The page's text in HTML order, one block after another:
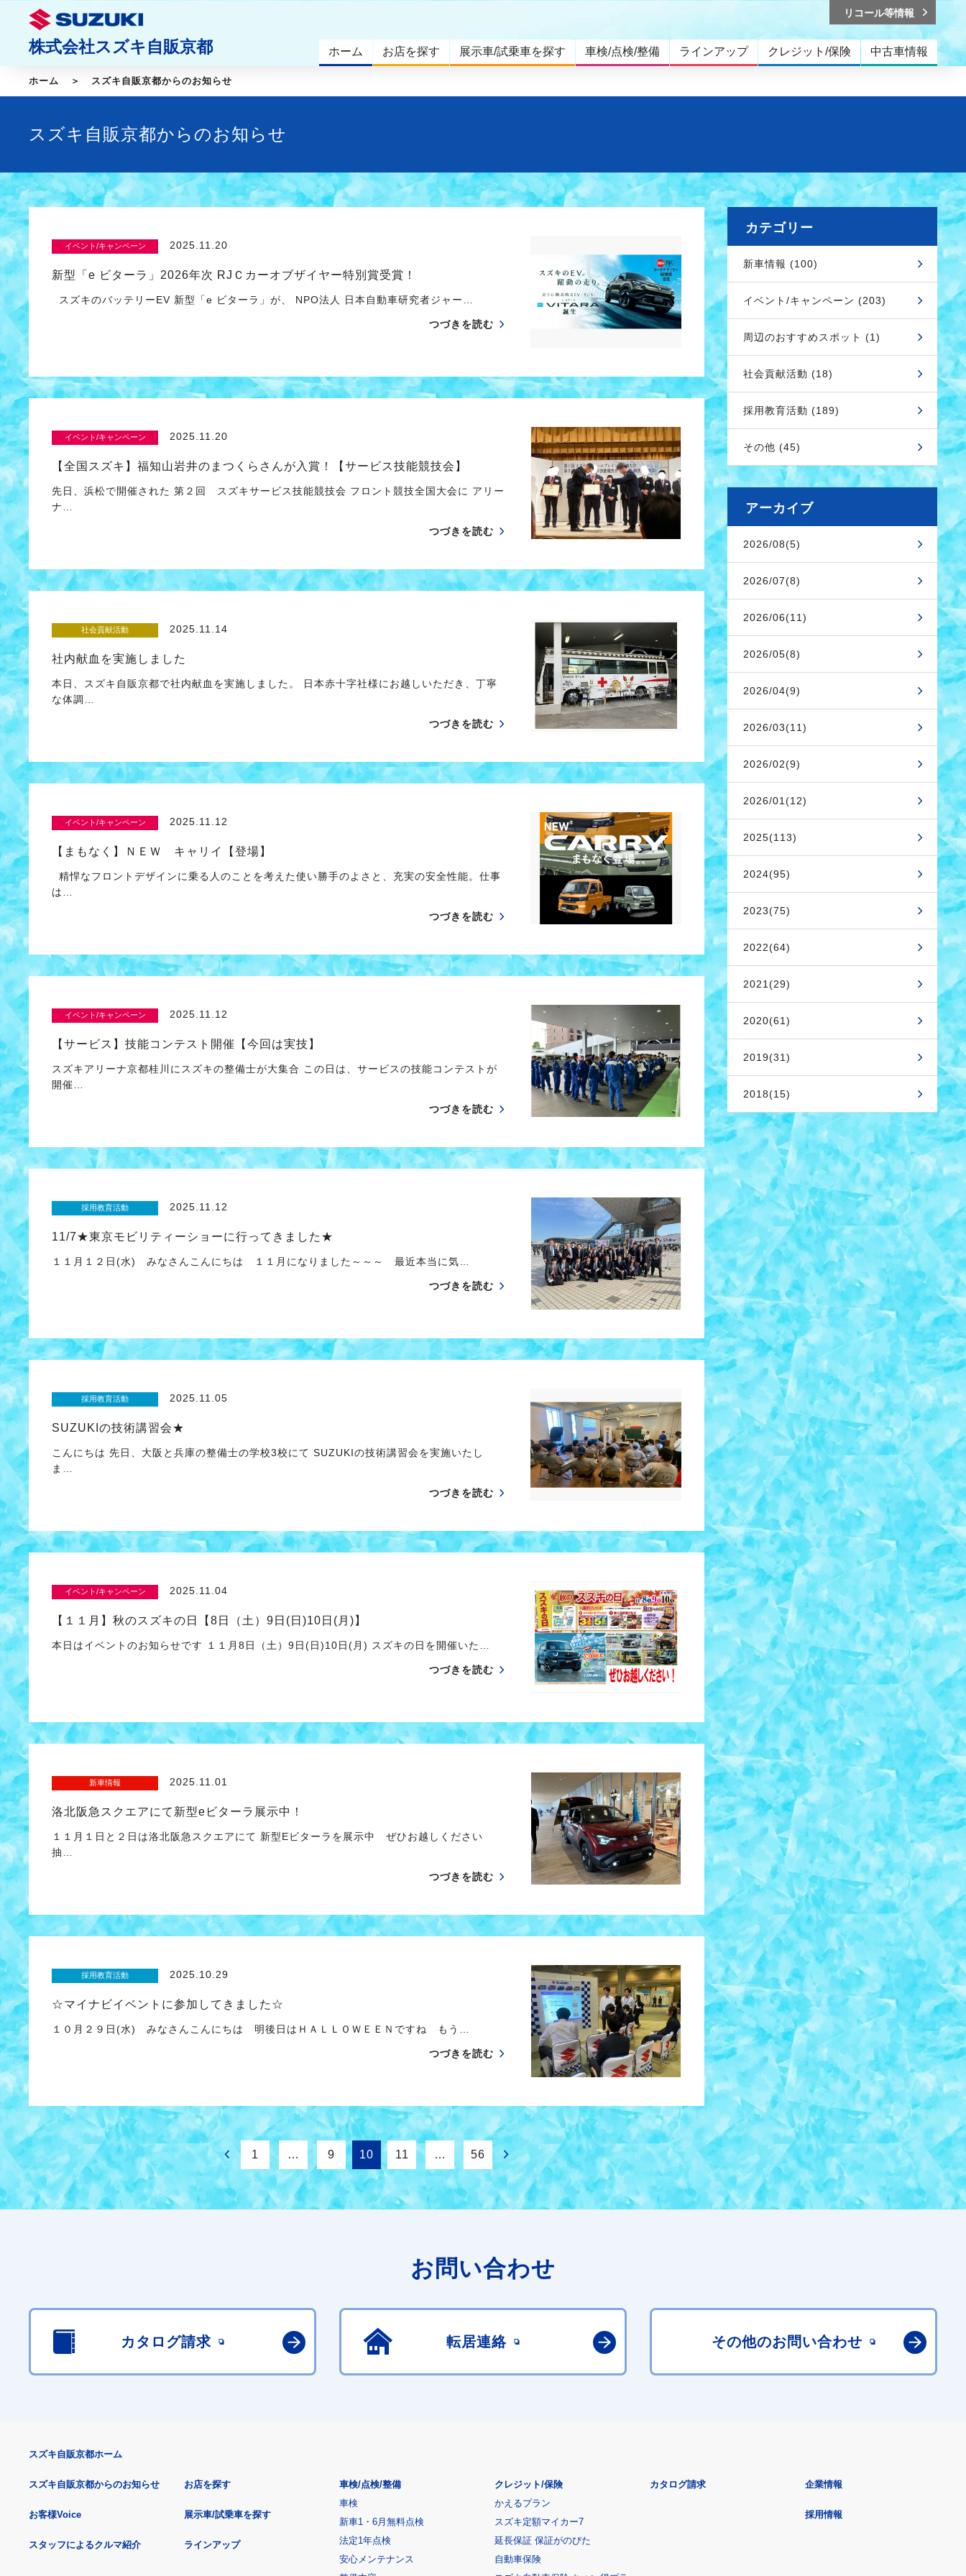
株式会社スズキ自販京都 ホーム お店を探す 展示車/試乗車を探す 車検/点検/整備 ラインアップ クレジット/保険 中古車情報
リコール等情報
ホーム スズキ自販京都からのお知らせ
スズキ自販京都からのお知らせ
イベント/キャンペーン 2025.11.20
新型「e ビターラ」2026年次 RJＣカーオブザイヤー特別賞受賞！
スズキのバッテリーEV 新型「e ビターラ」が、 NPO法人 日本自動車研究者ジャー…
つづきを読む
イベント/キャンペーン 2025.11.20
【全国スズキ】福知山岩井のまつくらさんが入賞！【サービス技能競技会】
先日、浜松で開催された 第２回 スズキサービス技能競技会 フロント競技全国大会に アリー
ナ…
つづきを読む
社会貢献活動 2025.11.14
社内献血を実施しました
本日、スズキ自販京都で社内献血を実施しました。 日本赤十字社様にお越しいただき、丁寧
な体調…
つづきを読む
イベント/キャンペーン 2025.11.12
【まもなく】ＮＥＷ キャリイ【登場】
精悍なフロントデザインに乗る人のことを考えた使い勝手のよさと、充実の安全性能。仕事
は…
つづきを読む
イベント/キャンペーン 2025.11.12
【サービス】技能コンテスト開催【今回は実技】
スズキアリーナ京都桂川にスズキの整備士が大集合 この日は、サービスの技能コンテストが
開催…
つづきを読む
採用教育活動 2025.11.12
11/7★東京モビリティーショーに行ってきました★
１１月１２日(水) みなさんこんにちは １１月になりました～～～ 最近本当に気…
つづきを読む
採用教育活動 2025.11.05
SUZUKIの技術講習会★
こんにちは 先日、大阪と兵庫の整備士の学校3校にて SUZUKIの技術講習会を実施いたし
ま…
つづきを読む
イベント/キャンペーン 2025.11.04
【１１月】秋のスズキの日【8日（土）9日(日)10日(月)】
本日はイベントのお知らせです １１月8日（土）9日(日)10日(月) スズキの日を開催いた…
つづきを読む
新車情報 2025.11.01
洛北阪急スクエアにて新型eビターラ展示中！
１１月１日と２日は洛北阪急スクエアにて 新型Eビターラを展示中 ぜひお越しください
抽…
つづきを読む
採用教育活動 2025.10.29
☆マイナビイベントに参加してきました☆
１０月２９日(水) みなさんこんにちは 明後日はＨＡＬＬＯＷＥＥＮですね もう…
つづきを読む
1 … 9 10 11 … 56
カテゴリー
新車情報 (100)
イベント/キャンペーン (203)
周辺のおすすめスポット (1)
社会貢献活動 (18)
採用教育活動 (189)
その他 (45)
アーカイブ
2026/08(5)
2026/07(8)
2026/06(11)
2026/05(8)
2026/04(9)
2026/03(11)
2026/02(9)
2026/01(12)
2025(113)
2024(95)
2023(75)
2022(64)
2021(29)
2020(61)
2019(31)
2018(15)
お問い合わせ
カタログ請求 転居連絡 その他のお問い合わせ
スズキ自販京都ホーム
スズキ自販京都からのお知らせ
お客様Voice
スタッフによるクルマ紹介
お店を探す
展示車/試乗車を探す
ラインアップ
車検/点検/整備
車検
新車1・6月無料点検
法定1年点検
安心メンテナンス
クレジット/保険
かえるプラン
スズキ定額マイカー7
延長保証 保証がのびた
自動車保険
カタログ請求 企業情報
採用情報